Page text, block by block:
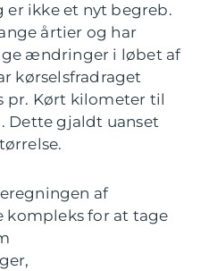
er ikke et nyt begreb.
årtier og har
ændringer i løbet af
kørselsfradraget
pr. Kørt kilometer til
Dette gjaldt uanset
af
kompleks for at tage